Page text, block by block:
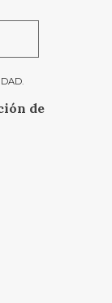
.
de